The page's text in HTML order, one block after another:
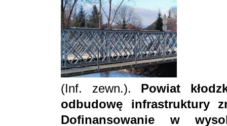
(Inf. zewn.). Powiat
odbudowę infrastruktury
Dofinansowanie w